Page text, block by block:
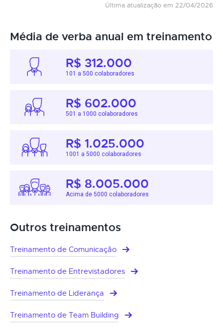
Última atualização em 22/04/2026
Média de verba anual em treinamento
R$ 312.000
101 a 500 colaboradores
R$ 602.000
501 a 1000 colaboradores
R$ 1.025.000
1001 a 5000 colaboradores
R$ 8.005.000
Acima de 5000 colaboradores
Outros treinamentos
Treinamento de Comunicação
Treinamento de Entrevistadores
Treinamento de Liderança
Treinamento de Team Building